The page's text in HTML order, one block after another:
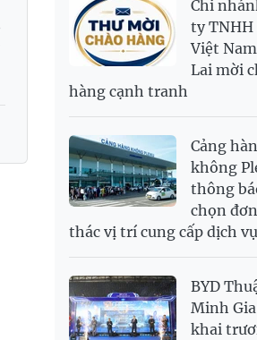
RUB
300.88
SAR
6,949.25
2,700.94
SGD
USD
26,020 26,050
PNJ 138,500,000
Chi
ty TNHH
Việt
Lai mời
hàng cạnh tranh
Cảng
không
thông
chọn
thác vị trí cung cấp dịch
BYD
Minh
khai